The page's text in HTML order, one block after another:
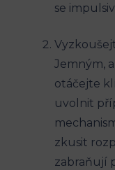
se
Jemným,
otáčejte
uvolnit
zkusit
zabraňují